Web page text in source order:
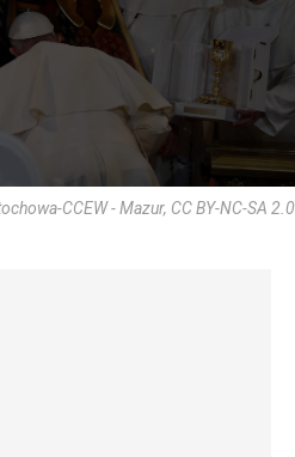
CCEW - Mazur, CC BY-NC-SA 2.0